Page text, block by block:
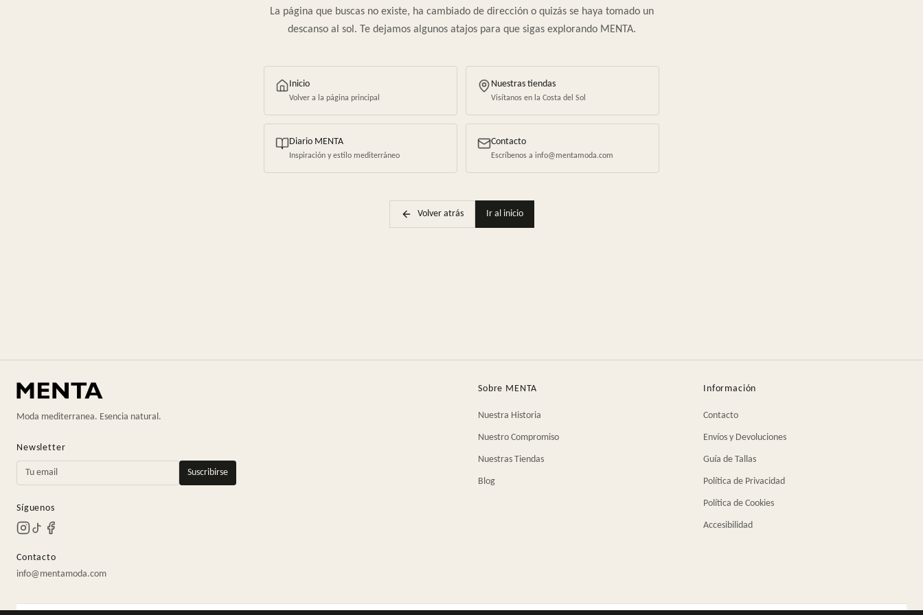
La página que buscas no existe, ha cambiado de dirección o quizás se haya tomado un
descanso al sol. Te dejamos algunos atajos para que sigas explorando MENTA.
Inicio
Volver a la página principal
Nuestras tiendas
Visítanos en la Costa del Sol
Diario MENTA
Inspiración y estilo mediterráneo
Contacto
Escríbenos a info@mentamoda.com
Volver atrás Ir al inicio
Moda mediterranea. Esencia natural.
Newsletter
Suscribirse
Síguenos
Contacto
info@mentamoda.com
Sobre MENTA
Nuestra Historia
Nuestro Compromiso
Nuestras Tiendas
Blog
Información
Contacto
Envíos y Devoluciones
Guía de Tallas
Política de Privacidad
Política de Cookies
Accesibilidad